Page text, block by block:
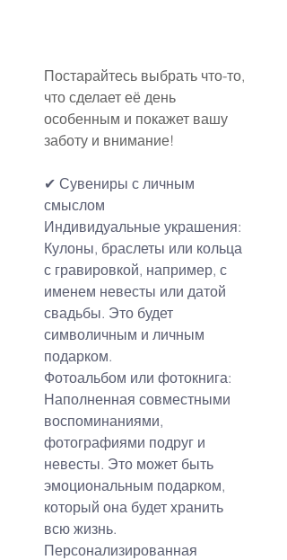
Постарайтесь выбрать что-то,
что сделает её день
особенным и покажет вашу
заботу и внимание!
✔ Сувениры с личным
смыслом
Индивидуальные украшения:
Кулоны, браслеты или кольца
с гравировкой, например, с
именем невесты или датой
свадьбы. Это будет
символичным и личным
подарком.
Фотоальбом или фотокнига:
Наполненная совместными
воспоминаниями,
фотографиями подруг и
невесты. Это может быть
эмоциональным подарком,
который она будет хранить
всю жизнь.
Персонализированная